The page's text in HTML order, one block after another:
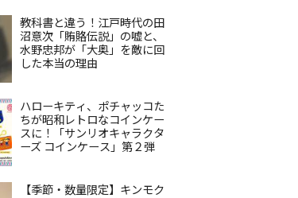
教科書と違う！江戸時代の田
沼意次「賄賂伝説」の嘘と、
水野忠邦が「大奥」を敵に回
した本当の理由
ハローキティ、ポチャッコた
ちが昭和レトロなコインケー
スに！「サンリオキャラクタ
ーズ コインケース」第２弾
【季節・数量限定】キンモク